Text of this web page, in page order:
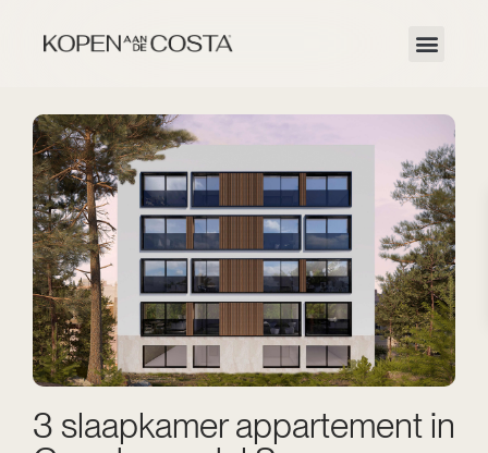
3 slaapkamer appartement in